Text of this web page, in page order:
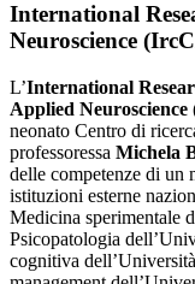
International
Neuroscience
L’International
Applied
neonato Centro di
professoressa Michela
delle competenze di un
istituzioni esterne
Medicina sperimentale
Psicopatologia
cognitiva